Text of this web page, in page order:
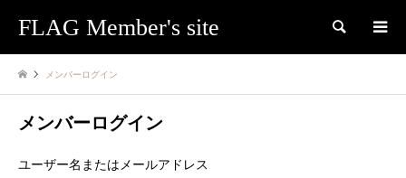
FLAG Member's site 検索
メンバーログイン
メンバーログイン
ユーザー名またはメールアドレス